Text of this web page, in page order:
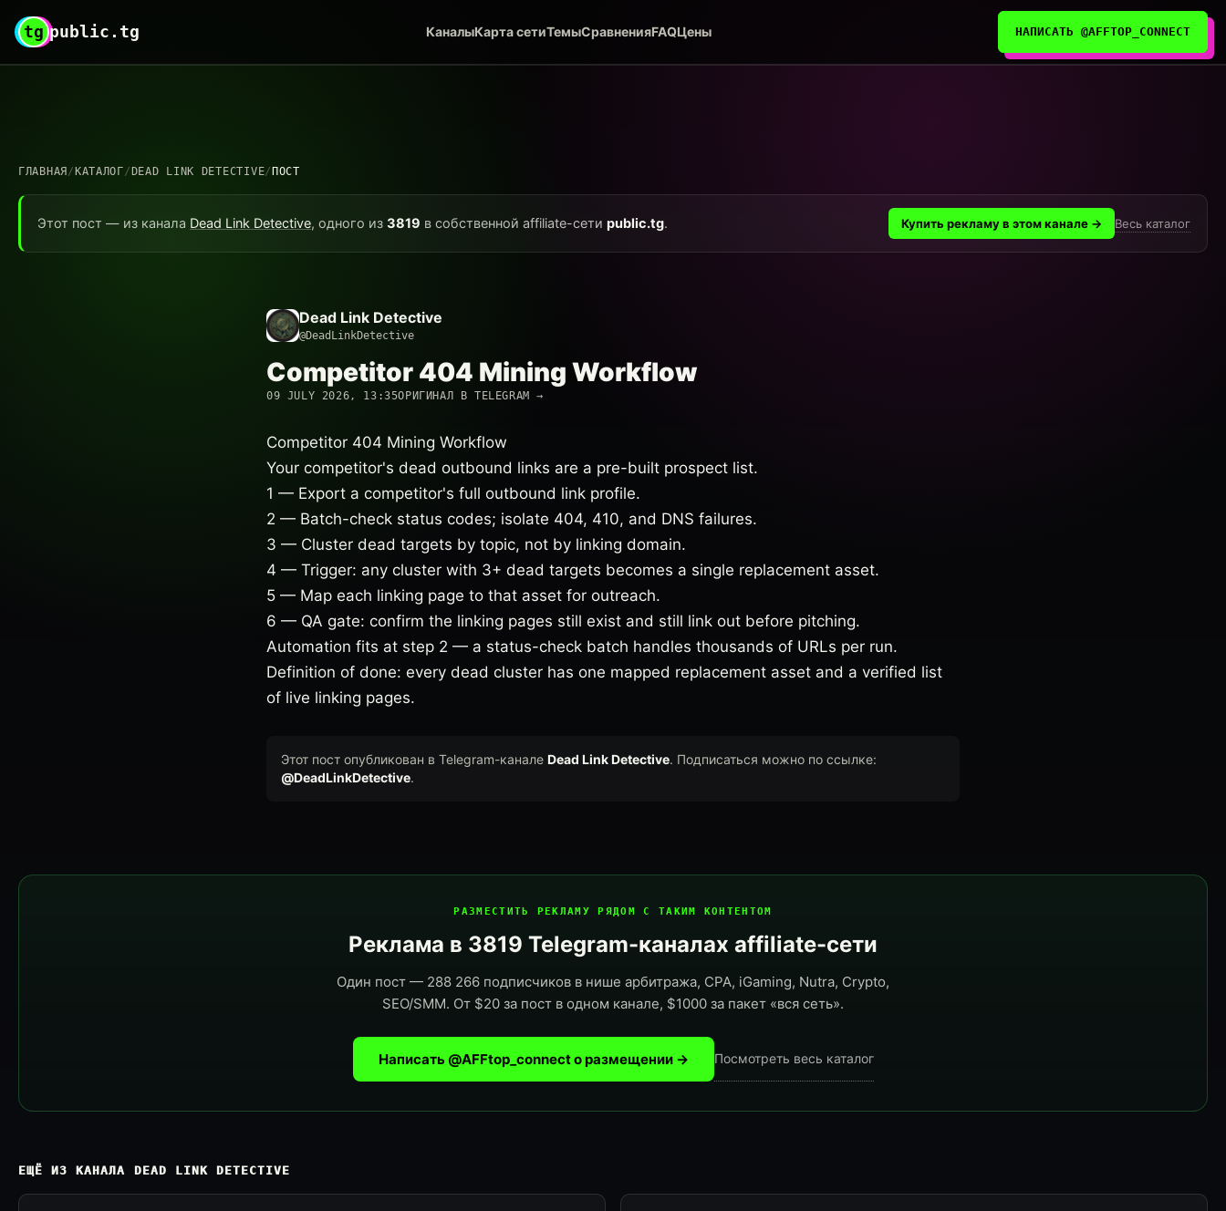
tg public.tg КаналыКарта сетиТемыСравненияFAQЦены НАПИСАТЬ @AFFTOP_CONNECT
ГЛАВНАЯ / КАТАЛОГ/ DEAD LINK DETECTIVE/ ПОСТ
Этот пост — из канала Dead Link Detective, одного из 3819 в собственной affiliate-сети public.tg. Купить рекламу в этом канале → Весь каталог
Dead Link Detective
@DeadLinkDetective
Competitor 404 Mining Workflow
09 JULY 2026, 13:35ОРИГИНАЛ В TELEGRAM →
Competitor 404 Mining Workflow
Your competitor's dead outbound links are a pre-built prospect list.
1 — Export a competitor's full outbound link profile.
2 — Batch-check status codes; isolate 404, 410, and DNS failures.
3 — Cluster dead targets by topic, not by linking domain.
4 — Trigger: any cluster with 3+ dead targets becomes a single replacement asset.
5 — Map each linking page to that asset for outreach.
6 — QA gate: confirm the linking pages still exist and still link out before pitching.
Automation fits at step 2 — a status-check batch handles thousands of URLs per run.
Definition of done: every dead cluster has one mapped replacement asset and a verified list
of live linking pages.
Этот пост опубликован в Telegram-канале Dead Link Detective. Подписаться можно по ссылке:
@DeadLinkDetective.
РАЗМЕСТИТЬ РЕКЛАМУ РЯДОМ С ТАКИМ КОНТЕНТОМ
Реклама в 3819 Telegram-каналах affiliate-сети
Один пост — 288 266 подписчиков в нише арбитража, CPA, iGaming, Nutra, Crypto,
SEO/SMM. От $20 за пост в одном канале, $1000 за пакет «вся сеть».
Написать @AFFtop_connect о размещении → Посмотреть весь каталог
ЕЩЁ ИЗ КАНАЛА DEAD LINK DETECTIVE